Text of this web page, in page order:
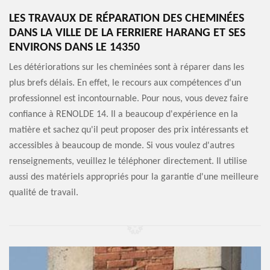
LES TRAVAUX DE RÉPARATION DES CHEMINÉES
DANS LA VILLE DE LA FERRIERE HARANG ET SES
ENVIRONS DANS LE 14350
Les détériorations sur les cheminées sont à réparer dans les
plus brefs délais. En effet, le recours aux compétences d'un
professionnel est incontournable. Pour nous, vous devez faire
confiance à RENOLDE 14. Il a beaucoup d'expérience en la
matière et sachez qu'il peut proposer des prix intéressants et
accessibles à beaucoup de monde. Si vous voulez d'autres
renseignements, veuillez le téléphoner directement. Il utilise
aussi des matériels appropriés pour la garantie d'une meilleure
qualité de travail.